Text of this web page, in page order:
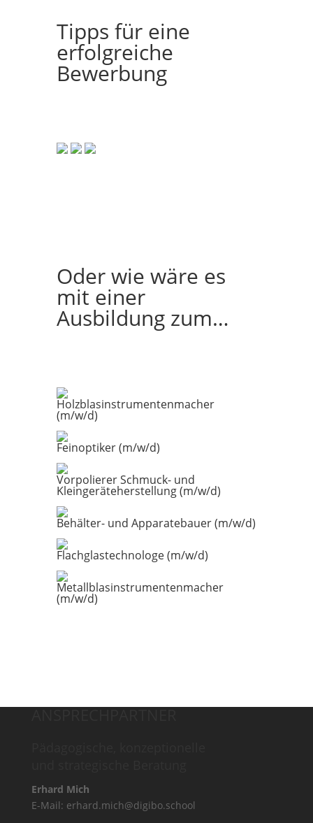
Tipps für eine
erfolgreiche
Bewerbung
Oder wie wäre es
mit einer
Ausbildung zum…
Holzblasinstrumentenmacher
(m/w/d)
Feinoptiker (m/w/d)
Vorpolierer Schmuck- und
Kleingeräteherstellung (m/w/d)
Behälter- und Apparatebauer (m/w/d)
Flachglastechnologe (m/w/d)
Metallblasinstrumentenmacher
(m/w/d)
Erhard Mich
E-Mail: erhard.mich@digibo.school